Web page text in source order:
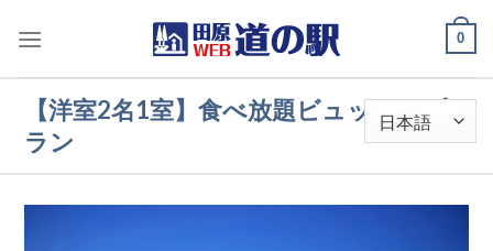
0
【洋室2名1室】食べ放題ビュッフェプ
ラン